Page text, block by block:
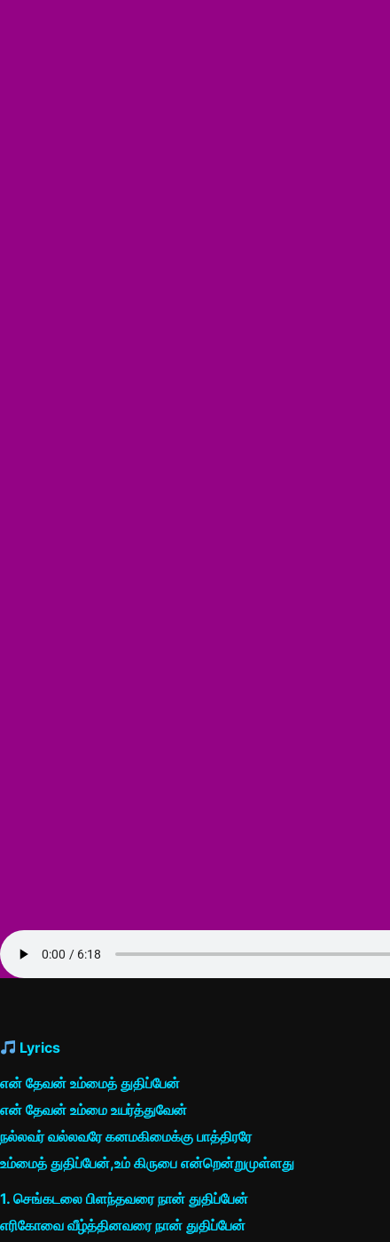
Lyrics
என் தேவன் உம்மைத் துதிப்பேன்
என் தேவன் உம்மை உயர்த்துவேன்
நல்லவர் வல்லவரே கனமகிமைக்கு பாத்திரரே
உம்மைத் துதிப்பேன்,உம் கிருபை என்றென்றுமுள்ளது
1. செங்கடலை பிளந்தவரை நான் துதிப்பேன்
எரிகோவை வீழ்த்தினவரை நான் துதிப்பேன்